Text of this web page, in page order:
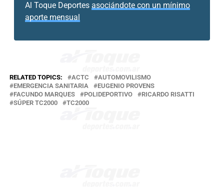
Al Toque Deportes asociándote con un mínimo
aporte mensual
RELATED TOPICS: ACTC
AUTOMOVILISMO
EMERGENCIA SANITARIA
EUGENIO PROVENS
FACUNDO MARQUES
POLIDEPORTIVO
RICARDO RISATTI
SÚPER TC2000
TC2000